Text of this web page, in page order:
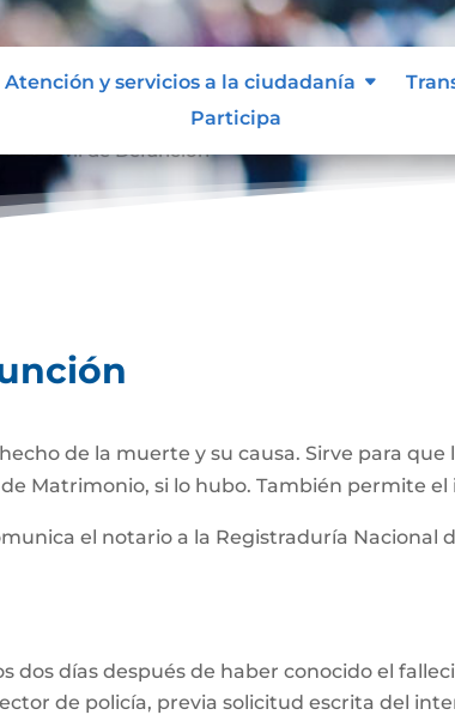
Atención y servicios a la ciudadanía
Participa
de la muerte y su causa. Sirve para
Matrimonio, si lo hubo. También permite
el notario a la Registraduría Nacional
dos días después de haber conocido el
de policía, previa solicitud escrita del